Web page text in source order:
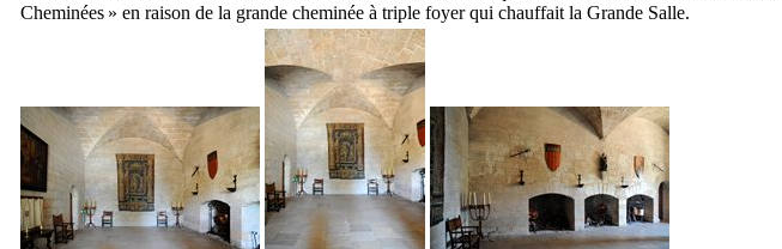
Cheminées » en raison de la grande cheminée à triple foyer qui chauffait la Grande Salle.